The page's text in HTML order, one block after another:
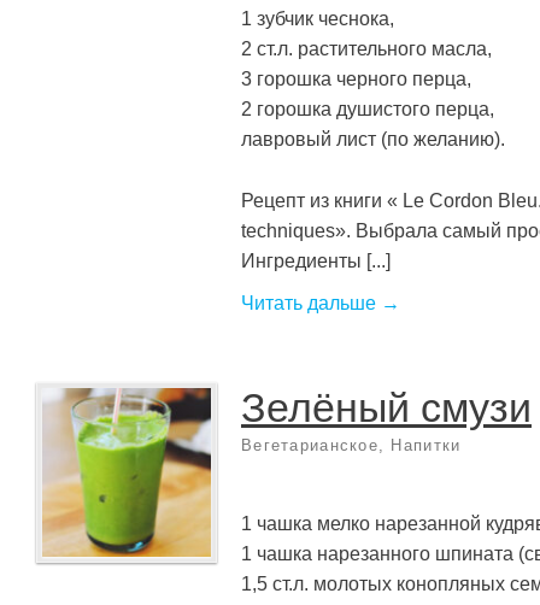
1 зубчик чеснока,
2 ст.л. растительного масла,
3 горошка черного перца,
2 горошка душистого перца,
лавровый лист (по желанию).
Рецепт из книги « Le Cordon
techniques». Выбрала самый
Ингредиенты [...]
Читать дальше →
Зелёный смузи
Вегетарианское, Напитки
1 чашка мелко нарезанной
1 чашка нарезанного шпината
1,5 ст.л. молотых конопляных